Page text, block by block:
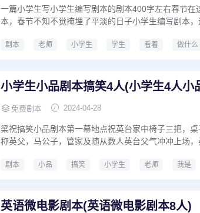
一篇小学生写小学生编写剧本的剧本400字左右春节在
本，春节不知不觉掩埋了平淡的日子小学生编写剧本，
剧本 老师 小学生 学生 看着 做什么
小学生小品剧本搞笑4人(小学生4人小
免费剧本 2024-04-28
梁祝搞笑小品剧本第一幕地点祝英台家中椅子三把，
称英父，马公子，管家及随从数人英台父气冲冲上场，
剧本 小品 搞笑 小学生 老师 我是
英语微电影剧本(英语微电影剧本8人)